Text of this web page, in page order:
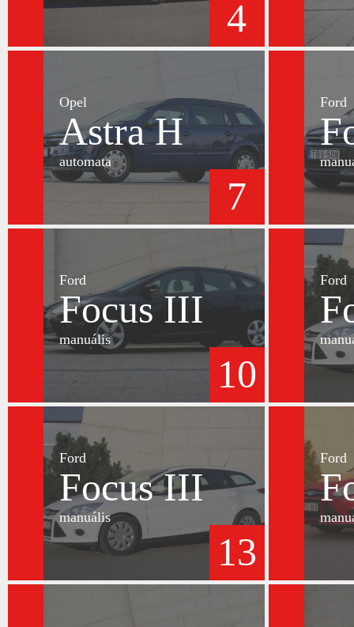
4
Opel
Astra H
automata
7
Ford
Ford
Focus III
manuális
10
Ford
Ford
Focus III
manuális
13
Ford